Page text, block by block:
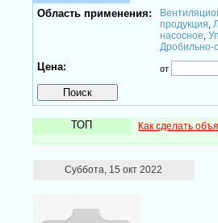
Область применения:
продукция
насосное
Дробильно-
Цена: от
ТОП Как сделать
Суббота, 15 окт 2022